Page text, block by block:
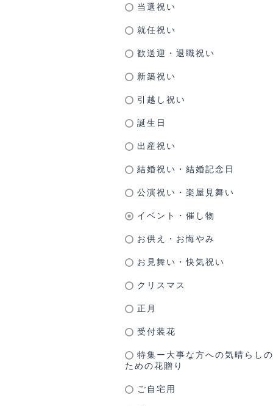
当選祝い
就任祝い
歓送迎・退職祝い
新築祝い
引越し祝い
誕生日
出産祝い
結婚祝い・結婚記念日
公演祝い・楽屋見舞い
イベント・催し物
お供え・お悔やみ
お見舞い・快気祝い
クリスマス
正月
受付装花
特集ー大事な方への気晴らしの
ための花贈り
ご自宅用